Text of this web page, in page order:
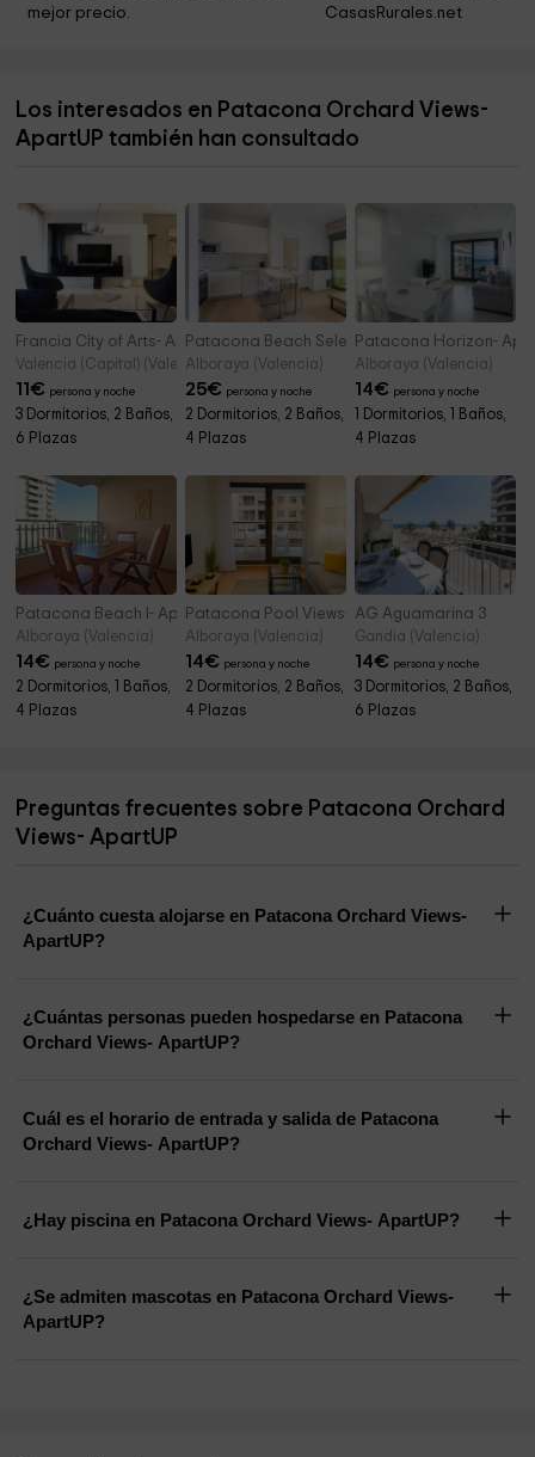
Parroquia de la Asunción de Nuestra Señora de
13,1 km
Ayuntamiento de Torrent
mejor precio.
CasasRurales.net
Los interesados en Patacona Orchard Views-
ApartUP también han consultado
Francia City of Arts- ApartUP
Valencia (Capital) (Valencia)
11€ persona y noche
3 Dormitorios, 2 Baños,
6 Plazas
Patacona Beach Select- ApartUP
Alboraya (Valencia)
25€ persona y noche
2 Dormitorios, 2 Baños,
4 Plazas
Patacona Horizon-
Alboraya (Valencia)
14€ persona y noche
1 Dormitorios, 1 Baños,
4 Plazas
Patacona Beach I- ApartUP
Alboraya (Valencia)
14€ persona y noche
2 Dormitorios, 1 Baños,
4 Plazas
Patacona Pool Views- ApartUP
Alboraya (Valencia)
14€ persona y noche
2 Dormitorios, 2 Baños,
4 Plazas
AG Aguamarina 3
Gandia (Valencia)
14€ persona y noche
3 Dormitorios, 2 Baños,
6 Plazas
Preguntas frecuentes sobre Patacona Orchard
Views- ApartUP
¿Cuánto cuesta alojarse en Patacona Orchard Views-
ApartUP?
¿Cuántas personas pueden hospedarse en Patacona
Orchard Views- ApartUP?
Cuál es el horario de entrada y salida de Patacona
Orchard Views- ApartUP?
¿Hay piscina en Patacona Orchard Views- ApartUP?
¿Se admiten mascotas en Patacona Orchard Views-
ApartUP?